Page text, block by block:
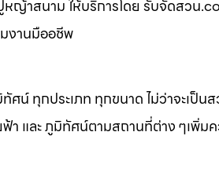
าสนาม ให้บริการโดย รับจัดสวน
งานมืออชีพ
ทุกประเภท ทุกขนาด ไม่ว่าจะเป็น
และ ภูมิทัศน์ตามสถานที่ต่าง ๆเพิ่ม